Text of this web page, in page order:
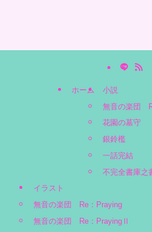
ホーム
小説
無音の楽団
花園の墓守
銀鈴檻
一話完結
不完全書庫之
イラスト
無音の楽団 Re：Praying
無音の楽団 Re：PrayingⅡ